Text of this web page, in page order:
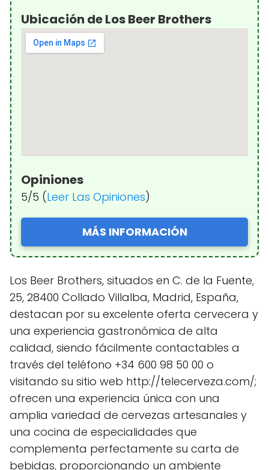
Ubicación de Los Beer Brothers
Opiniones
5/5 (Leer Las Opiniones)
MÁS INFORMACIÓN
Los Beer Brothers, situados en C. de la Fuente,
25, 28400 Collado Villalba, Madrid, España,
destacan por su excelente oferta cervecera y
una experiencia gastronómica de alta
calidad, siendo fácilmente contactables a
través del teléfono +34 600 98 50 00 o
visitando su sitio web http://telecerveza.com/;
ofrecen una experiencia única con una
amplia variedad de cervezas artesanales y
una cocina de especialidades que
complementa perfectamente su carta de
bebidas, proporcionando un ambiente